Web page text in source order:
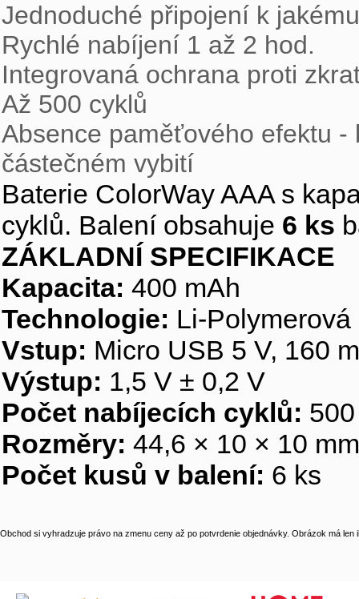
Jednoduché připojení k
Rychlé nabíjení 1 až 2 hod.
Integrovaná ochrana proti
Až 500 cyklů
Absence paměťového efektu
částečném vybití
Baterie ColorWay AAA s
cyklů. Balení obsahuje 6 ks
ZÁKLADNÍ SPECIFIKACE
Kapacita: 400 mAh
Technologie: Li-Polymerová
Vstup: Micro USB 5 V, 160
Výstup: 1,5 V ± 0,2 V
Počet nabíjecích cyklů: 500
Rozměry: 44,6 × 10 × 10 mm
Počet kusů v balení: 6 ks
Obchod si vyhradzuje právo na zmenu ceny až po potvrdenie objednávky. Obrázok má len